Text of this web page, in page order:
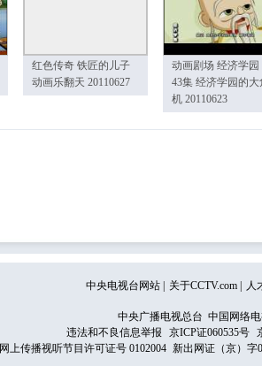
红色传奇 铁匠的儿子
动画乐翻天 20110627
动画剧场 经济学园
43集 经济学园的大
机 20110623
中央电视台网站 关于CCTV.com 人
中央广播电视总台 中国网络
违法和不良信息举报
京ICP证060535号
网上传播视听节目许可证号 0102004 新出网证（京）